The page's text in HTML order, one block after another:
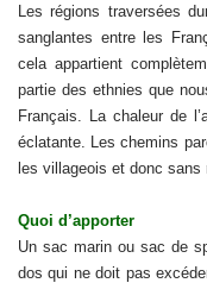
Les régions traversées
sanglantes entre les
cela appartient
partie des ethnies que
Français. La chaleur de
éclatante. Les chemins
les villageois et donc sans
Quoi d’apporter
Un sac marin ou sac de
dos qui ne doit pas